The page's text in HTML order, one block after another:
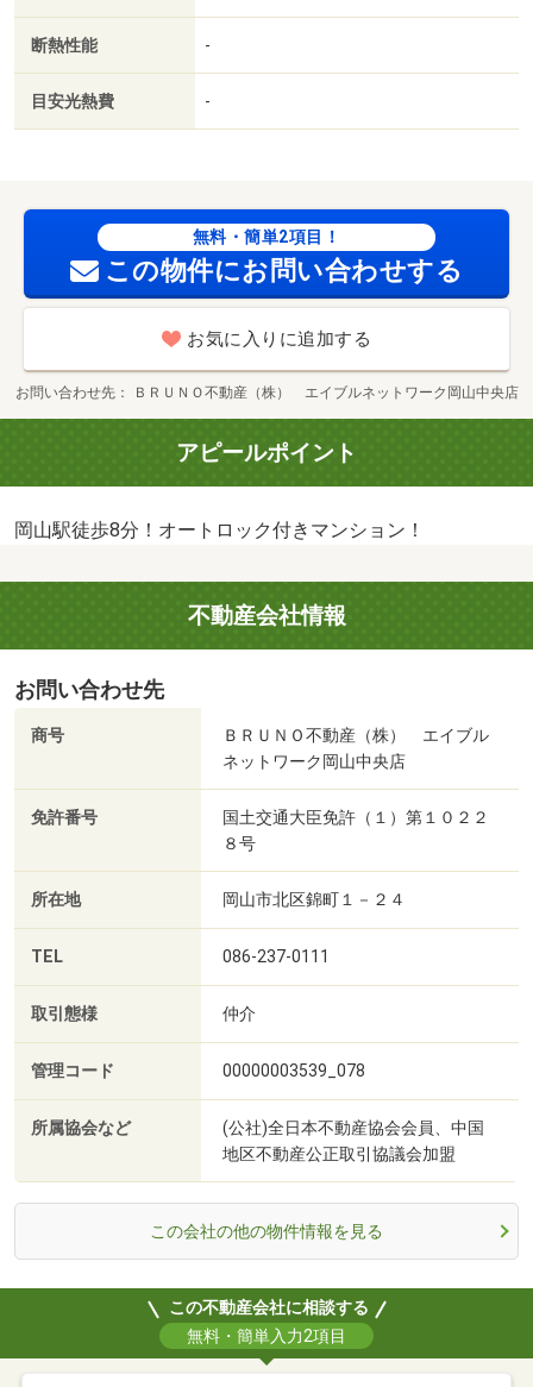
断熱性能 -
目安光熱費 -
無料・簡単2項目！
この物件にお問い合わせする
お気に入りに追加する
お問い合わせ先 ＢＲＵＮＯ不動産（株） エイブルネットワーク岡山中央店
アピールポイント
岡山駅徒歩8分！オートロック付きマンション！
不動産会社情報
お問い合わせ先
商号
ＢＲＵＮＯ不動産（株） エイブル
ネットワーク岡山中央店
免許番号
国土交通大臣免許（１）第１０２２
８号
所在地 岡山市北区錦町１－２４
TEL 086-237-0111
取引態様 仲介
管理コード 00000003539_078
所属協会など
(公社)全日本不動産協会会員、中国
地区不動産公正取引協議会加盟
この会社の他の物件情報を見る
この不動産会社に相談する
無料・簡単入力2項目